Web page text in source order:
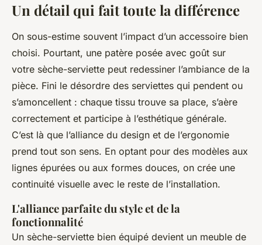
Un détail qui fait toute la différence
On sous-estime souvent l’impact d’un accessoire bien
choisi. Pourtant, une patère posée avec goût sur
votre sèche-serviette peut redessiner l’ambiance de la
pièce. Fini le désordre des serviettes qui pendent ou
s’amoncellent : chaque tissu trouve sa place, s’aère
correctement et participe à l’esthétique générale.
C’est là que l’alliance du design et de l’ergonomie
prend tout son sens. En optant pour des modèles aux
lignes épurées ou aux formes douces, on crée une
continuité visuelle avec le reste de l’installation.
L'alliance parfaite du style et de la
fonctionnalité
Un sèche-serviette bien équipé devient un meuble de